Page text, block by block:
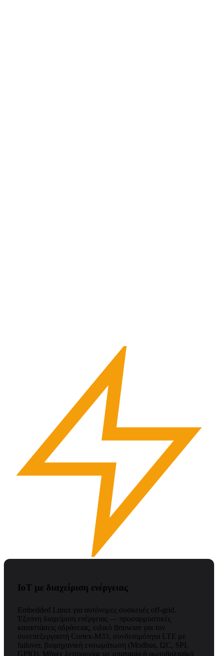
IoT με διαχείριση ενέργειας
Embedded Linux για αυτόνομες συσκευές off-grid.
Έξυπνη διαχείριση ενέργειας — προσαρμοστικές
καταστάσεις αδράνειας, ειδικό firmware για τον
συνεπεξεργαστή Cortex-M33, συνδεσιμότητα LTE με
failover, βιομηχανική ενσωμάτωση (Modbus, I2C, SPI,
GPIO). Μήνες λειτουργίας με μπαταρία ή φωτοβολταϊκό